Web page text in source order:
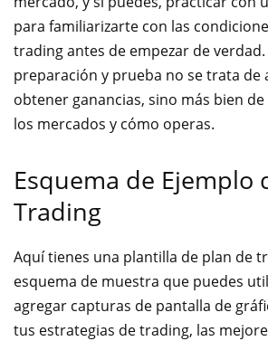
para familiarizarte con las
trading antes de empezar de verdad.
preparación y prueba no se trata de
obtener ganancias, sino más bien
los mercados y cómo operas.
Esquema de Ejemplo
Trading
Aquí tienes una plantilla de plan de
esquema de muestra que puedes
agregar capturas de pantalla de
tus estrategias de trading, las